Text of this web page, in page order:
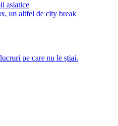
asiatice
pe care nu le știai.